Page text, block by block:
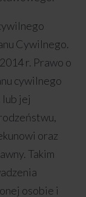
Cywilnego.
r. Prawo o
cywilnego
jej
oraz
Takim
osobie i